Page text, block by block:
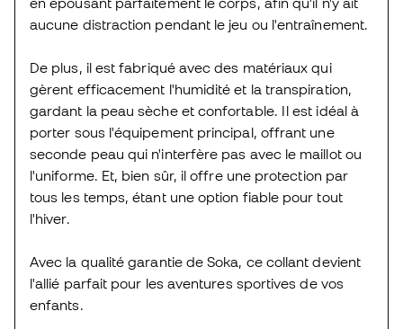
aucune distraction pendant le jeu ou l'entraînement.
De plus, il est fabriqué avec des matériaux qui
gèrent efficacement l'humidité et la transpiration,
gardant la peau sèche et confortable. Il est idéal à
porter sous l'équipement principal, offrant une
seconde peau qui n'interfère pas avec le maillot ou
l'uniforme. Et, bien sûr, il offre une protection par
tous les temps, étant une option fiable pour tout
l'hiver.
Avec la qualité garantie de Soka, ce collant devient
l'allié parfait pour les aventures sportives de vos
enfants.